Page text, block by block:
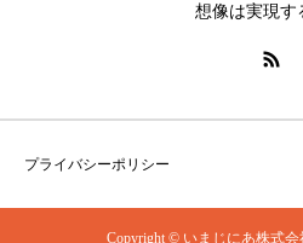
想像は実現
プライバシーポリシー
Copyright © いまじにあ株式会